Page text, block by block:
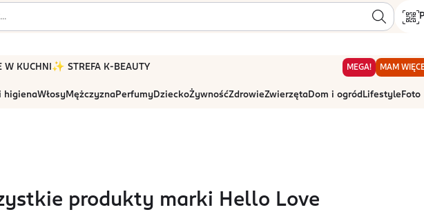
W KUCHNI ✨ STREFA K-BEAUTY MEGA! MAM
higienaWłosyMężczyznaPerfumyDzieckoŻywnośćZdrowieZwierzętaDom i ogród Lifestyle Foto
produkty marki Hello Love